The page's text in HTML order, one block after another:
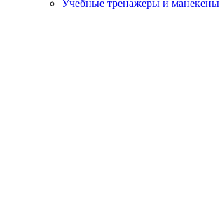
Учебные тренажеры и манекены